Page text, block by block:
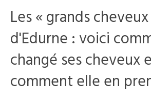
Les « grands
d'Edurne : voici
changé ses cheveux
comment elle en